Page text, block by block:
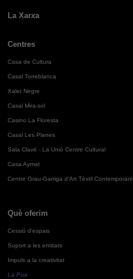
La Xarxa
Centres
Casa de Cultura
Casal Torreblanca
Xalet Negre
Casal Mira-sol
Casino La Floresta
Casal Les Planes
Sala Clavé - La Unió Centre Cultural
Casa Aymat
Centre Grau-Garriga d'Art Tèxtil Contemporani
Què oferim
Cessió d'espais
Suport a les entitats
Impuls a la creativitat
La Pua